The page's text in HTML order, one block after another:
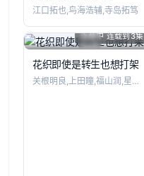
江口拓也,鸟海浩辅,寺岛拓笃
连载中 连载到3集
花织即使是转生也想打架
关根明良,上田瞳,福山润,星希成奏,德井